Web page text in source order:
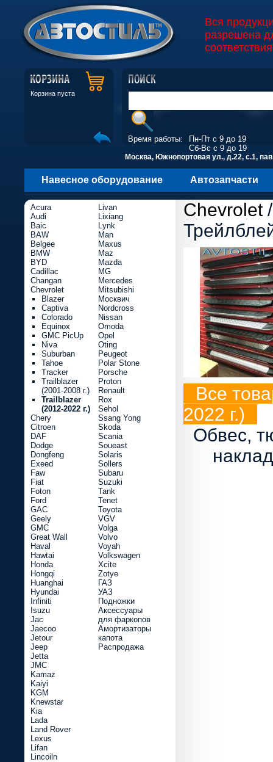
Вся
разрешена
Корзина пуста
Время работы:
Пн-Пт с 9 до 19
Сб-Вс с 9 до 19
Москва, Южнопортовая ул., д.22, с.1,
Навесное оборудование Автозапчасти
Chevrolet
Все
2022 г.)
Обвес,
Acura
Audi
Baic
BAW
Belgee
BMW
BYD
Cadillac
Changan
Chevrolet
Blazer
Captiva
Colorado
Equinox
GMC PicUp
Niva
Suburban
Tahoe
Tracker
Trailblazer
(2001-2008 г.)
Trailblazer
(2012-2022 г.)
Chery
Citroen
DAF
Dodge
Dongfeng
Exeed
Faw
Fiat
Foton
Ford
GAC
Geely
GMC
Great Wall
Haval
Hawtai
Honda
Hongqi
Huanghai
Hyundai
Infiniti
Isuzu
Jac
Jaecoo
Jetour
Jeep
Jetta
JMC
Kamaz
Kaiyi
KGM
Knewstar
Kia
Lada
Land Rover
Lexus
Lifan
Lincoiln
Livan
Lixiang
Lynk
Man
Maxus
Maz
Mazda
MG
Mercedes
Mitsubishi
Москвич
Nordcross
Nissan
Omoda
Opel
Oting
Peugeot
Polar Stone
Porsche
Proton
Renault
Rox
Sehol
Ssang Yong
Skoda
Scania
Soueast
Solaris
Sollers
Subaru
Suzuki
Tank
Tenet
Toyota
VGV
Volga
Volvo
Voyah
Volkswagen
Xcite
Zotye
ГАЗ
УАЗ
Подножки
Аксессуары
для фаркопов
Амортизаторы
капота
Распродажа